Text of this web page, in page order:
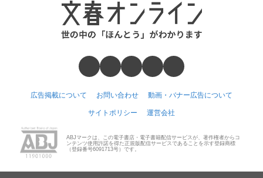
広告掲載について お問い合わせ 動画・バナー広告について
サイトポリシー 運営会社
ABJマークは、この電子書店・電子書籍配信サービスが、著作権者からコ
ンテンツ使用許諾を得た正規版配信サービスであることを示す登録商標
（登録番号6091713号）です。